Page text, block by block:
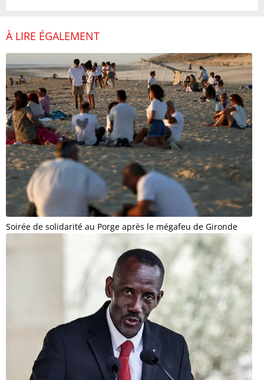
À LIRE ÉGALEMENT
Soirée de solidarité au Porge après le mégafeu de Gironde